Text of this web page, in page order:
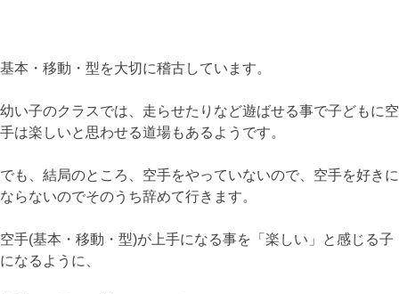
基本・移動・型を大切に稽古しています。
幼い子のクラスでは、走らせたりなど遊ばせる事で子どもに空
手は楽しいと思わせる道場もあるようです。
でも、結局のところ、空手をやっていないので、空手を好きに
ならないのでそのうち辞めて行きます。
空手(基本・移動・型)が上手になる事を「楽しい」と感じる子
になるように、